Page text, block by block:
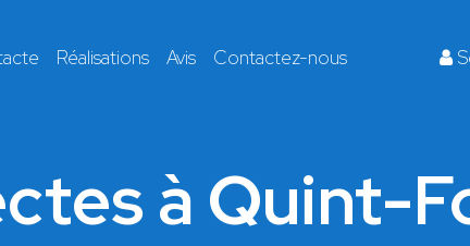
Réalisations Avis Contactez-nous
à Quint-